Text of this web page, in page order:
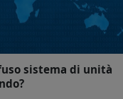
sistema di unità